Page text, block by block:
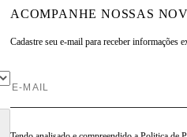
ACOMPANHE NOSSAS
Cadastre seu e-mail para receber informações